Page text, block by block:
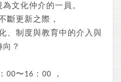
文化仲介的一員 。
斷更新之際，
、制度與教育中的介入與
向？
： 00〜16 ： 00
，